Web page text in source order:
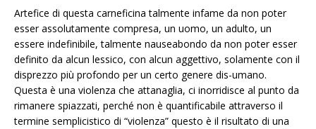
Artefice di questa carneficina talmente infame da non poter
esser assolutamente compresa, un uomo, un adulto, un
essere indefinibile, talmente nauseabondo da non poter esser
definito da alcun lessico, con alcun aggettivo, solamente con il
disprezzo più profondo per un certo genere dis-umano.
Questa è una violenza che attanaglia, ci inorridisce al punto da
rimanere spiazzati, perché non è quantificabile attraverso il
termine semplicistico di “violenza” questo è il risultato di una